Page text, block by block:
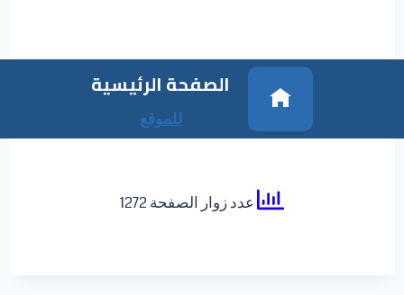
الصفحة الرئيسية
للموقع
عدد زوار الصفحة 1272